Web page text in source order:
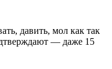
давить, мол как так
— даже 15